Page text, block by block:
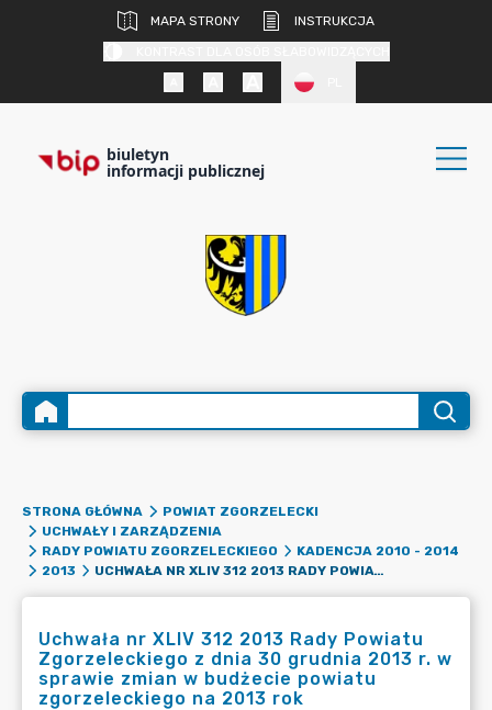
MAPA STRONY
INSTRUKCJA
biuletyn
informacji publicznej
STRONA GŁÓWNA
POWIAT ZGORZELECKI
UCHWAŁY I ZARZĄDZENIA
RADY POWIATU ZGORZELECKIEGO
KADENCJA 2010 - 2014
2013
UCHWAŁA NR XLIV 312 2013 RADY POWIATU ZGORZELECKIEGO Z DNIA 30 GRUDNIA 2013 R. W SPRAWIE ZMIAN W BUDŻECIE POWIATU ZGORZELECKIEGO NA 2013 ROK
Uchwała nr XLIV 312 2013 Rady Powiatu
Zgorzeleckiego z dnia 30 grudnia 2013 r. w
sprawie zmian w budżecie powiatu
zgorzeleckiego na 2013 rok